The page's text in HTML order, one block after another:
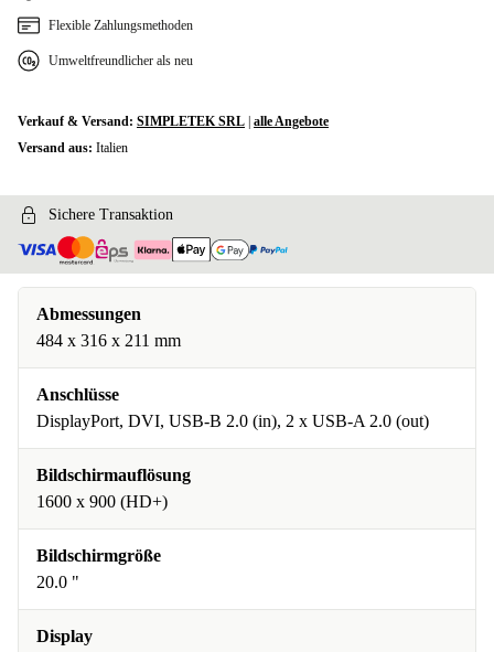
Flexible Zahlungsmethoden
Umweltfreundlicher als neu
Verkauf & Versand: SIMPLETEK SRL alle Angebote
Versand aus: Italien
Sichere Transaktion
Abmessungen
484 x 316 x 211 mm
Anschlüsse
DisplayPort, DVI, USB-B 2.0 (in), 2 x USB-A 2.0 (out)
Bildschirmauflösung
1600 x 900 (HD+)
Bildschirmgröße
20.0 "
Display